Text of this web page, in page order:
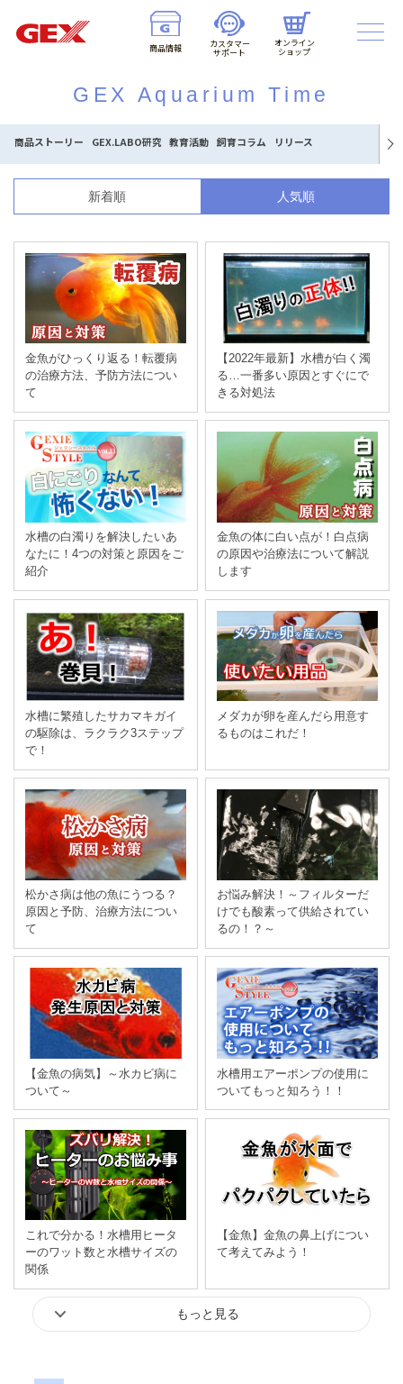
商品情報 カスタマー
サポート
オンライン
ショップ
ENGLISH 中文
GEX Aquarium Time
商品ストーリー GEX.LABO研究 教育活動 飼育コラム リリース
新着順 人気順
金魚がひっくり返る！転覆病
の治療方法、予防方法につい
て
【2022年最新】水槽が白く濁
る…一番多い原因とすぐにで
きる対処法
水槽の白濁りを解決したいあ
なたに！4つの対策と原因をご
紹介
金魚の体に白い点が！白点病
の原因や治療法について解説
します
水槽に繁殖したサカマキガイ
の駆除は、ラクラク3ステップ
で！
メダカが卵を産んだら用意す
るものはこれだ！
松かさ病は他の魚にうつる？
原因と予防、治療方法につい
て
お悩み解決！～フィルターだ
けでも酸素って供給されてい
るの！？～
【金魚の病気】～水カビ病に
ついて～
水槽用エアーポンプの使用に
ついてもっと知ろう！！
これで分かる！水槽用ヒータ
ーのワット数と水槽サイズの
関係
【金魚】金魚の鼻上げについ
て考えてみよう！
もっと見る